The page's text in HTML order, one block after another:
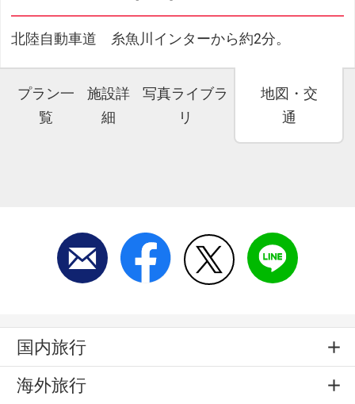
北陸自動車道 糸魚川インターから約2分。
プラン一
覧
施設詳
細
写真ライブラ
リ
地図・交
通
国内旅行
海外旅行